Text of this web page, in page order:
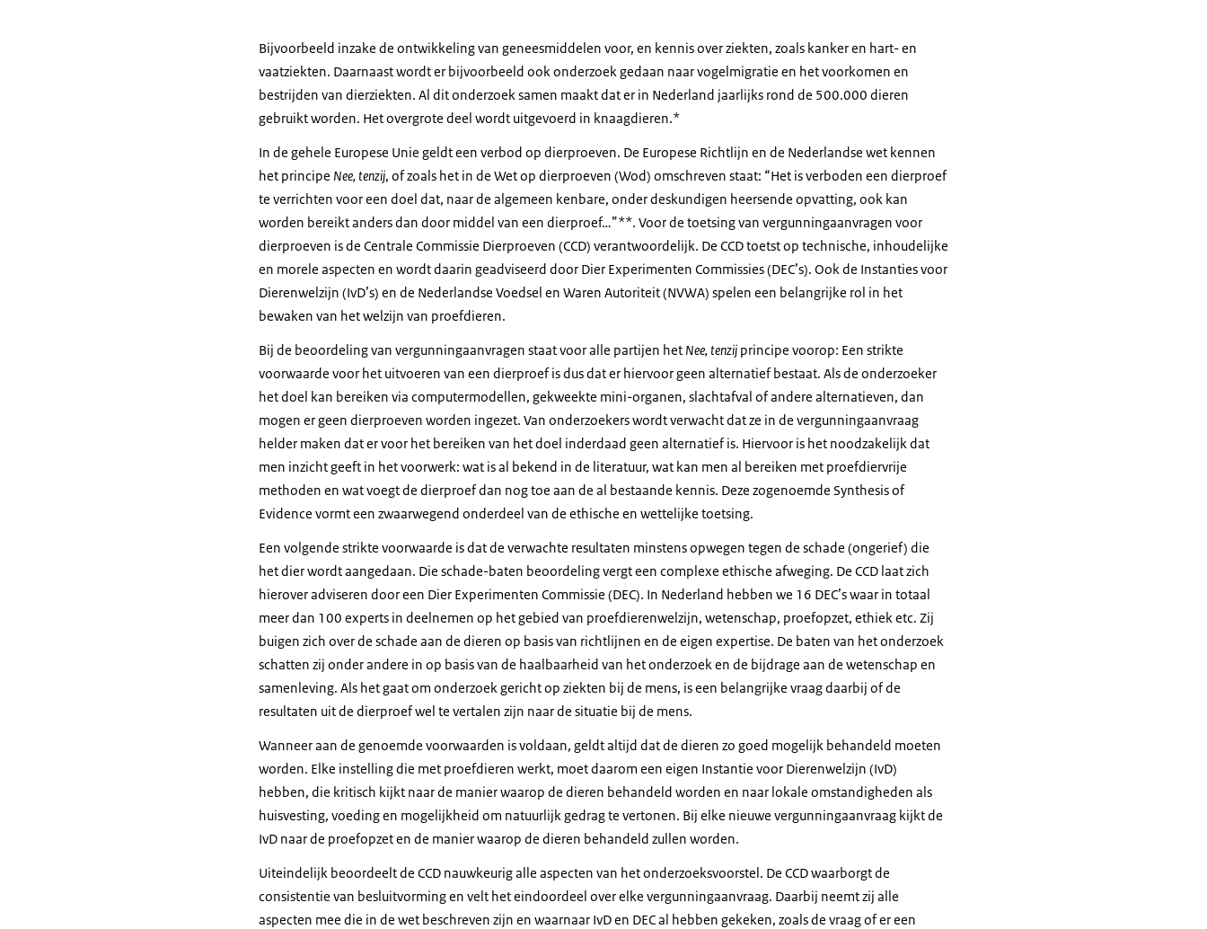
Bijvoorbeeld inzake de ontwikkeling van geneesmiddelen voor, en kennis over ziekten, zoals kanker en hart- en
vaatziekten. Daarnaast wordt er bijvoorbeeld ook onderzoek gedaan naar vogelmigratie en het voorkomen en
bestrijden van dierziekten. Al dit onderzoek samen maakt dat er in Nederland jaarlijks rond de 500.000 dieren
gebruikt worden. Het overgrote deel wordt uitgevoerd in knaagdieren.*
In de gehele Europese Unie geldt een verbod op dierproeven. De Europese Richtlijn en de Nederlandse wet kennen
het principe Nee, tenzij, of zoals het in de Wet op dierproeven (Wod) omschreven staat: “Het is verboden een dierproef
te verrichten voor een doel dat, naar de algemeen kenbare, onder deskundigen heersende opvatting, ook kan
worden bereikt anders dan door middel van een dierproef…”**. Voor de toetsing van vergunningaanvragen voor
dierproeven is de Centrale Commissie Dierproeven (CCD) verantwoordelijk. De CCD toetst op technische, inhoudelijke
en morele aspecten en wordt daarin geadviseerd door Dier Experimenten Commissies (DEC’s). Ook de Instanties voor
Dierenwelzijn (IvD’s) en de Nederlandse Voedsel en Waren Autoriteit (NVWA) spelen een belangrijke rol in het
bewaken van het welzijn van proefdieren.
Bij de beoordeling van vergunningaanvragen staat voor alle partijen het Nee, tenzij principe voorop: Een strikte
voorwaarde voor het uitvoeren van een dierproef is dus dat er hiervoor geen alternatief bestaat. Als de onderzoeker
het doel kan bereiken via computermodellen, gekweekte mini-organen, slachtafval of andere alternatieven, dan
mogen er geen dierproeven worden ingezet. Van onderzoekers wordt verwacht dat ze in de vergunningaanvraag
helder maken dat er voor het bereiken van het doel inderdaad geen alternatief is. Hiervoor is het noodzakelijk dat
men inzicht geeft in het voorwerk: wat is al bekend in de literatuur, wat kan men al bereiken met proefdiervrije
methoden en wat voegt de dierproef dan nog toe aan de al bestaande kennis. Deze zogenoemde Synthesis of
Evidence vormt een zwaarwegend onderdeel van de ethische en wettelijke toetsing.
Een volgende strikte voorwaarde is dat de verwachte resultaten minstens opwegen tegen de schade (ongerief) die
het dier wordt aangedaan. Die schade-baten beoordeling vergt een complexe ethische afweging. De CCD laat zich
hierover adviseren door een Dier Experimenten Commissie (DEC). In Nederland hebben we 16 DEC’s waar in totaal
meer dan 100 experts in deelnemen op het gebied van proefdierenwelzijn, wetenschap, proefopzet, ethiek etc. Zij
buigen zich over de schade aan de dieren op basis van richtlijnen en de eigen expertise. De baten van het onderzoek
schatten zij onder andere in op basis van de haalbaarheid van het onderzoek en de bijdrage aan de wetenschap en
samenleving. Als het gaat om onderzoek gericht op ziekten bij de mens, is een belangrijke vraag daarbij of de
resultaten uit de dierproef wel te vertalen zijn naar de situatie bij de mens.
Wanneer aan de genoemde voorwaarden is voldaan, geldt altijd dat de dieren zo goed mogelijk behandeld moeten
worden. Elke instelling die met proefdieren werkt, moet daarom een eigen Instantie voor Dierenwelzijn (IvD)
hebben, die kritisch kijkt naar de manier waarop de dieren behandeld worden en naar lokale omstandigheden als
huisvesting, voeding en mogelijkheid om natuurlijk gedrag te vertonen. Bij elke nieuwe vergunningaanvraag kijkt de
IvD naar de proefopzet en de manier waarop de dieren behandeld zullen worden.
Uiteindelijk beoordeelt de CCD nauwkeurig alle aspecten van het onderzoeksvoorstel. De CCD waarborgt de
consistentie van besluitvorming en velt het eindoordeel over elke vergunningaanvraag. Daarbij neemt zij alle
aspecten mee die in de wet beschreven zijn en waarnaar IvD en DEC al hebben gekeken, zoals de vraag of er een